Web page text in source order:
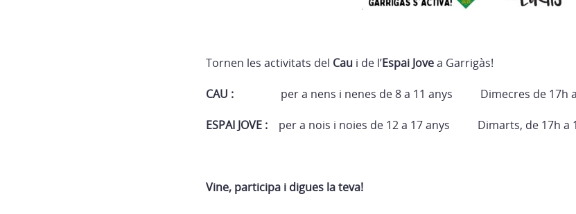
Tornen les activitats del Cau i de l’Espai Jovea Garrigàs!
CAU : per a nens i nenes de 8 a 11 anys Dimecres de 17h a
ESPAI JOVE : per a nois i noies de 12 a 17 anys Dimarts, de 17h a
Vine, participa i digues la teva!